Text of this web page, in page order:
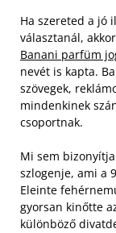
Ha szereted a jó
választanál,
Banani parfüm
nevét is kapta.
szövegek,
mindenkinek
csoportnak.
Mi sem
szlogenje, ami a
Eleinte
gyorsan kinőtte
különböző